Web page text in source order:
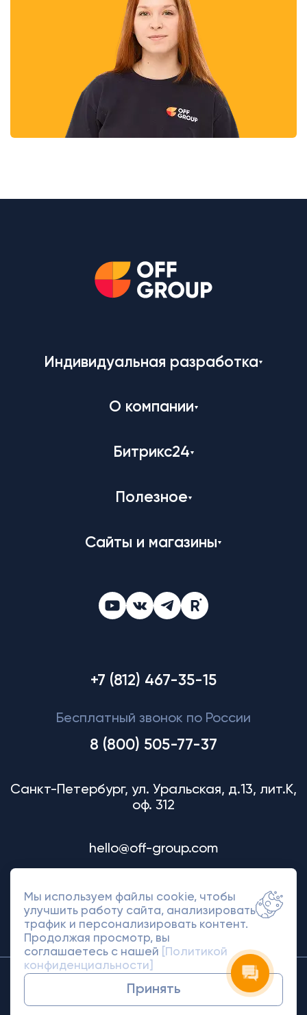
Индивидуальная разработка
О компании
Битрикс24
Полезное
Сайты и магазины
+7 (812) 467-35-15
Бесплатный звонок по России
8 (800) 505-77-37
Санкт-Петербург, ул. Уральская, д.13, лит.К,
оф. 312
hello@off-group.com
© 2018-2026 Off Group. Товарный знак
Мы используем файлы cookie, чтобы
улучшить работу сайта, анализировать
трафик и персонализировать контент.
Продолжая просмотр, вы
соглашаетесь с нашей
[Политикой
конфиденциальности]
Принять